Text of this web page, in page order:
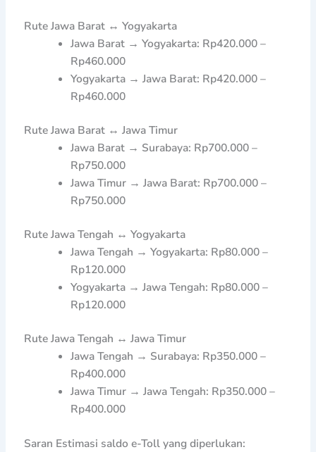
Rute Jawa Barat ↔ Yogyakarta
Jawa Barat → Yogyakarta: Rp420.000 –
Rp460.000
Yogyakarta → Jawa Barat: Rp420.000 –
Rp460.000
Rute Jawa Barat ↔ Jawa Timur
Jawa Barat → Surabaya: Rp700.000 –
Rp750.000
Jawa Timur → Jawa Barat: Rp700.000 –
Rp750.000
Rute Jawa Tengah ↔ Yogyakarta
Jawa Tengah → Yogyakarta: Rp80.000 –
Rp120.000
Yogyakarta → Jawa Tengah: Rp80.000 –
Rp120.000
Rute Jawa Tengah ↔ Jawa Timur
Jawa Tengah → Surabaya: Rp350.000 –
Rp400.000
Jawa Timur → Jawa Tengah: Rp350.000 –
Rp400.000
Saran Estimasi saldo e-Toll yang diperlukan: